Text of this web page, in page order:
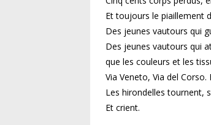
Et toujours le piaillement
Des jeunes vautours qui
Des jeunes vautours qui
que les couleurs et les
Via Veneto, Via del
Les hirondelles tournent,
Et crient.